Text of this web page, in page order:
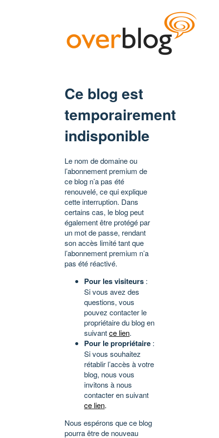
Ce blog est
temporairement
indisponible
Le nom de domaine ou
l’abonnement premium de
ce blog n’a pas été
renouvelé, ce qui explique
cette interruption. Dans
certains cas, le blog peut
également être protégé par
un mot de passe, rendant
son accès limité tant que
l’abonnement premium n’a
pas été réactivé.
Pour les visiteurs :
Si vous avez des
questions, vous
pouvez contacter le
propriétaire du blog en
suivantce lien.
Pour le propriétaire :
Si vous souhaitez
rétablir l’accès à votre
blog, nous vous
invitons à nous
contacter en suivant
ce lien.
Nous espérons que ce blog
pourra être de nouveau